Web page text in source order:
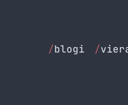
/blogi /